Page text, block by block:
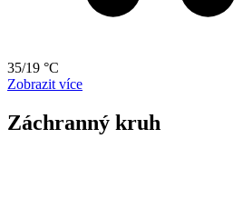
35/19 °C
Zobrazit více
Záchranný kruh